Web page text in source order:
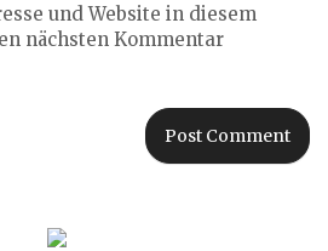
und Website in diesem
nächsten Kommentar